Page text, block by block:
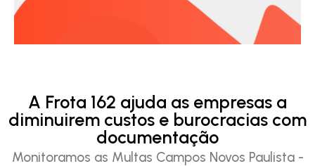
A Frota 162 ajuda as empresas a
diminuirem custos e burocracias com
documentação
Monitoramos as Multas Campos Novos Paulista -